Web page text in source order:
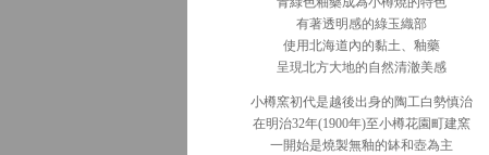
有著透明感的綠玉織部
使用北海道內的黏土、釉藥
呈現北方大地的自然清澈美感
小樽窯初代是越後出身的陶工白勢慎治
在明治32年(1900年)至小樽花園町建窯
一開始是燒製無釉的缽和壺為主